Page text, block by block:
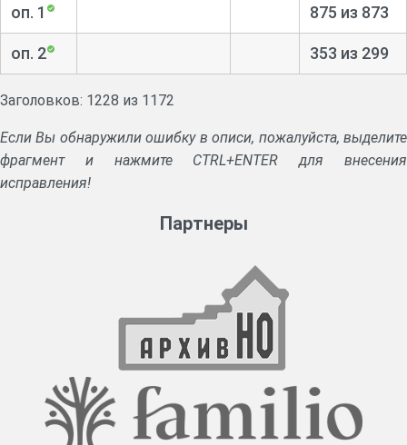
оп. 1 875 из 873
оп. 2 353 из 299
Заголовков: 1228 из 1172
Если Вы обнаружили ошибку в описи, пожалуйста, выделите
фрагмент и нажмите CTRL+ENTER для внесения
исправления!
Партнеры